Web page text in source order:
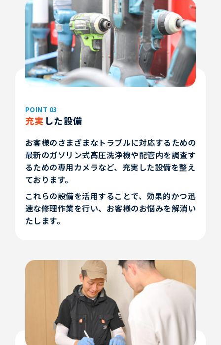
POINT 03
充実 した設備
お客様のさまざまなトラブルに対応するための
最新のガソリン式高圧洗浄機や配管内を調査す
るための専用カメラなど、充実した設備を整え
ております。
これらの設備を活用することで、効果的かつ迅
速な修理作業を行い、お客様のお悩みを解消い
たします。